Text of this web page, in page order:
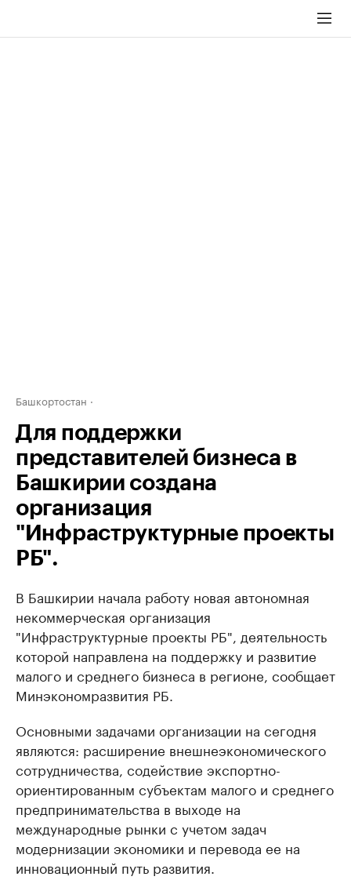
Башкортостан
Для поддержки
представителей бизнеса в
Башкирии создана
организация
"Инфраструктурные проекты
РБ".
В Башкирии начала работу новая автономная
некоммерческая организация
"Инфраструктурные проекты РБ", деятельность
которой направлена на поддержку и развитие
малого и среднего бизнеса в регионе, сообщает
Минэкономразвития РБ.
Основными задачами организации на сегодня
являются: расширение внешнеэкономического
сотрудничества, содействие экспортно-
ориентированным субъектам малого и среднего
предпринимательства в выходе на
международные рынки с учетом задач
модернизации экономики и перевода ее на
инновационный путь развития.